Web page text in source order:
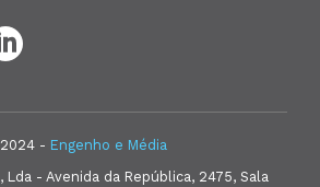
- Engenho e Média
Lda - Avenida da República, 2475, Sala